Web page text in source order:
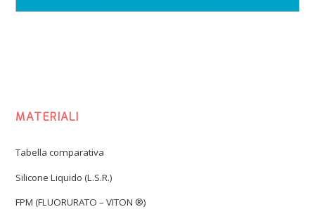
MATERIALI
Tabella comparativa
Silicone Liquido (L.S.R.)
FPM (FLUORURATO – VITON ®)